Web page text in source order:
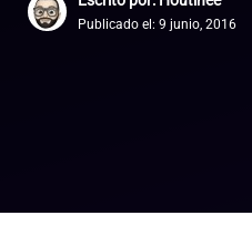
Publicado el: 9 junio, 2016